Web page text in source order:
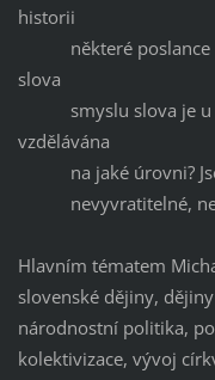
historii
některé poslance
slova
smyslu slova je u
vzdělávána
na jaké úrovni?
nevyvratitelné,
Hlavním tématem
slovenské dějiny,
národnostní politika,
kolektivizace, vývoj